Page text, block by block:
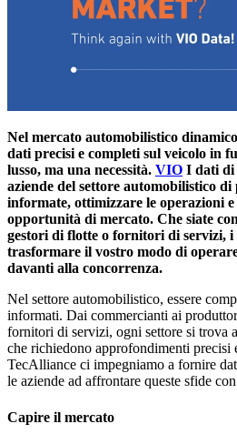
Nel mercato automobilistico
dati precisi e completi sul veicolo in
lusso, ma una necessità. VIO I dati di
aziende del settore automobilistico
informate, ottimizzare le operazioni
opportunità di mercato. Che siate
gestori di flotte o fornitori di servizi, i
trasformare il vostro modo di
davanti alla concorrenza.
Nel settore automobilistico, essere
informati. Dai commercianti ai
fornitori di servizi, ogni settore si trova
che richiedono approfondimenti
TecAlliance ci impegniamo a fornire
le aziende ad affrontare queste sfide
Capire il mercato